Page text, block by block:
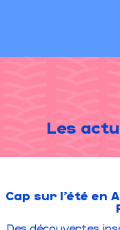
Les
Cap sur l’été en
Des découvertes